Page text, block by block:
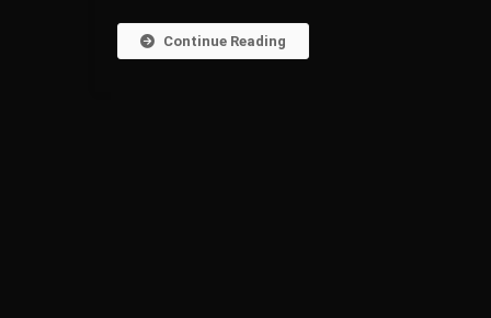
Continue Reading